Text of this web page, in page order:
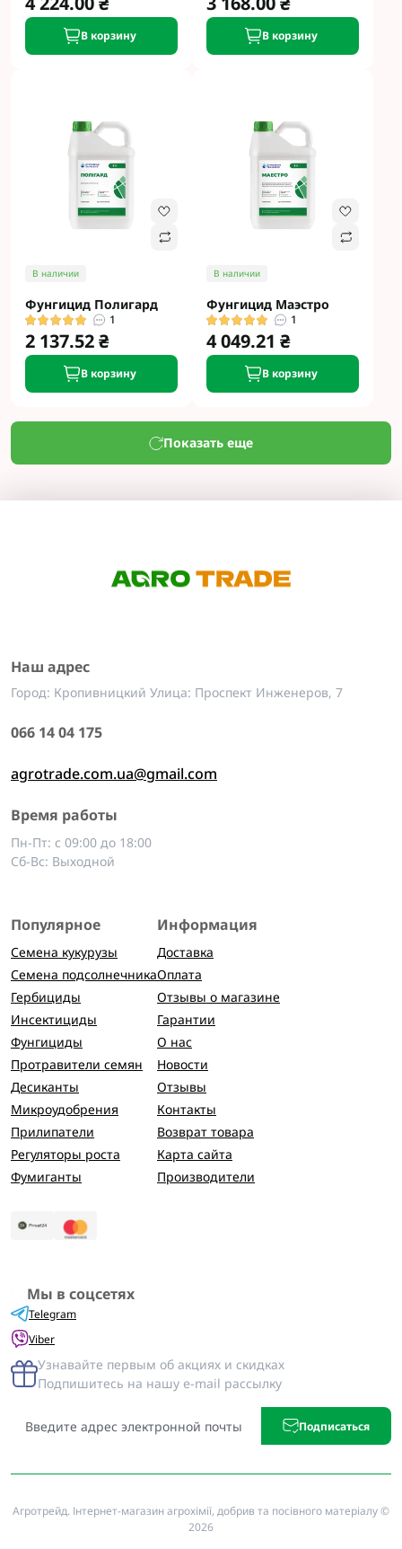
В корзину В корзину
В наличии
Фунгицид Полигард
1
2 137.52 ₴
В корзину
В наличии
Фунгицид Маэстро
1
4 049.21 ₴
В корзину
Показать еще
Наш адрес
Город: Кропивницкий Улица: Проспект Инженеров, 7
066 14 04 175
agrotrade.com.ua@gmail.com
Время работы
Пн-Пт: с 09:00 до 18:00
Сб-Вс: Выходной
Популярное
Семена кукурузы
Семена подсолнечника
Гербициды
Инсектициды
Фунгициды
Протравители семян
Десиканты
Микроудобрения
Прилипатели
Регуляторы роста
Фумиганты
Информация
Доставка
Оплата
Отзывы о магазине
Гарантии
О нас
Новости
Отзывы
Контакты
Возврат товара
Карта сайта
Производители
Мы в соцсетях
Telegram
Viber
Узнавайте первым об акциях и скидках
Подпишитесь на нашу e-mail рассылку
Подписаться
Агротрейд. Інтернет-магазин агрохімії, добрив та посівного матеріалу ©
2026